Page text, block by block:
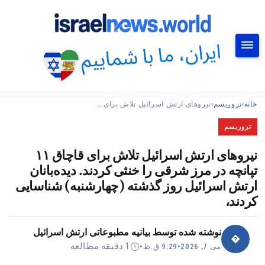
خانه›تروریسم›نیروهای ارتش اسرائیل تلاش برای…
تروریسم
نیروهای ارتش اسرائیل تلاش برای قاچاق ۱۱
تپانچه در مرز شرقی را خنثی کردند. دیده‌بانان
ارتش اسرائیل روز گذشته (چهارشنبه) شناسایی
کردند،
�
نوشته شده توسط بیانیه مطبوعاتی ارتش اسرائیل
می 7, 2026 • 9:29 ق.ظ • 1 دقیقه مطالعه